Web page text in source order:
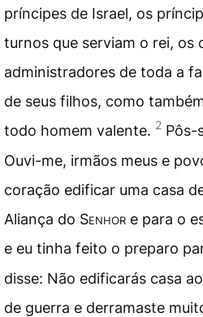
príncipes de Israel, os
turnos que serviam o rei, os
administradores de toda a
de seus filhos, como
todo homem valente. 2 Pôs-
Ouvi-me, irmãos meus e
coração edificar uma casa
Aliança do Senhor e para o
e eu tinha feito o preparo
disse: Não edificarás casa
de guerra e derramaste